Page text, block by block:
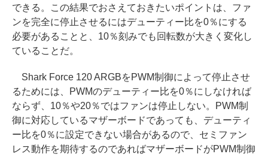
できる。この結果でおさえておきたいポイントは、ファ
ンを完全に停止させるにはデューティー比を0％にする
必要があることと、10％刻みでも回転数が大きく変化し
ていることだ。
Shark Force 120 ARGBをPWM制御によって停止させ
るためには、PWMのデューティー比を0％にしなければ
ならず、10％や20％ではファンは停止しない。PWM制
御に対応しているマザーボードであっても、デューティ
ー比を0％に設定できない場合があるので、セミファン
レス動作を期待するのであればマザーボードがPWM制御